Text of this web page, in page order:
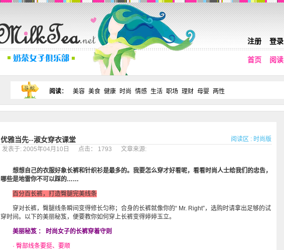
注册 登录
首页 阅读
阅读： 美容 美食 健康 时尚 情感 生活 职场 理财 母婴 两性
优雅当先--淑女穿衣课堂 阅读区 : 时尚版
发表于: 2005年04月10日 点击： 1793 文章来源:
想想自己的衣服好象长裤和针织衫是最多的。我要怎么穿才好看呢，看看时尚人士给我们的忠告，
哪些是地雷你不可以踩的……
百分百长裤，打造臀腿完美线条
穿对长裤，臀腿线条瞬间变得修长匀称；合身的长裤就像你的“ Mr. Right”，选购时请拿出足够的试
穿时间。以下的美丽秘笈，便要教你如何穿上长裤变得婷婷玉立。
美丽秘笈 ： 时尚女子的长裤穿着守则
· 臀部线条要挺、要顺